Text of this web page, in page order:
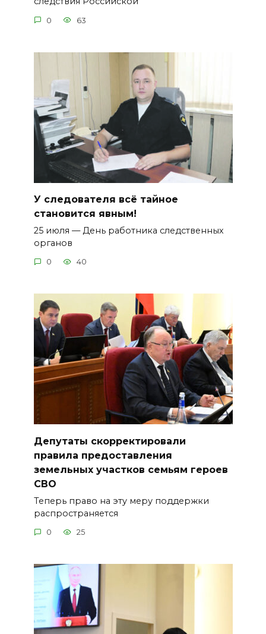
0 63
У следователя всё тайное
становится явным!
25 июля — День работника следственных
органов
0 40
Депутаты скорректировали
правила предоставления
земельных участков семьям героев
СВО
Теперь право на эту меру поддержки
распространяется
0 25